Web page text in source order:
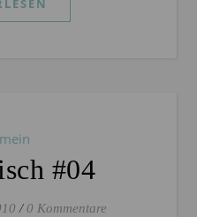
#04
/ 0 Kommentare